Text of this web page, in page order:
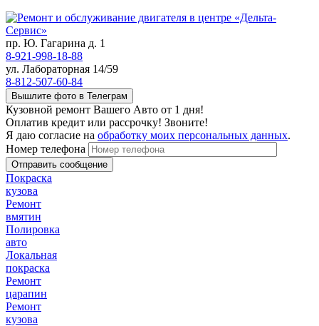
пр. Ю. Гагарина д. 1
8-921-998-18-88
ул. Лабораторная 14/59
8-812-507-60-84
Вышлите фото в Телеграм
Кузовной ремонт Вашего Авто от 1 дня!
Оплатив кредит или рассрочку! Звоните!
Я даю согласие на обработку моих персональных данных.
Номер телефона
Покраска
кузова
Ремонт
вмятин
Полировка
авто
Локальная
покраска
Ремонт
царапин
Ремонт
кузова